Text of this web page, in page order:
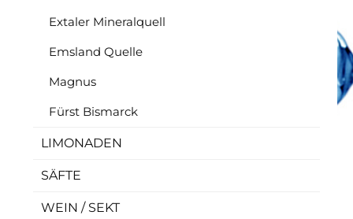
Extaler Mineralquell
Emsland Quelle
Magnus
Fürst Bismarck
LIMONADEN
SÄFTE
WEIN / SEKT